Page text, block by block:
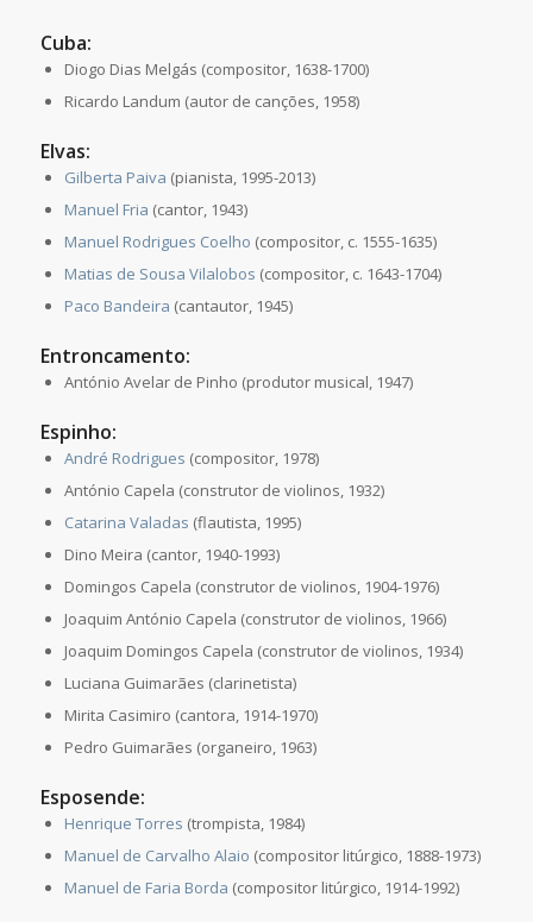
Cuba:
Diogo Dias Melgás (compositor, 1638-1700)
Ricardo Landum (autor de canções, 1958)
Elvas:
Gilberta Paiva (pianista, 1995-2013)
Manuel Fria (cantor, 1943)
Manuel Rodrigues Coelho (compositor, c. 1555-1635)
Matias de Sousa Vilalobos (compositor, c. 1643-1704)
Paco Bandeira (cantautor, 1945)
Entroncamento:
António Avelar de Pinho (produtor musical, 1947)
Espinho:
André Rodrigues (compositor, 1978)
António Capela (construtor de violinos, 1932)
Catarina Valadas (flautista, 1995)
Dino Meira (cantor, 1940-1993)
Domingos Capela (construtor de violinos, 1904-1976)
Joaquim António Capela (construtor de violinos, 1966)
Joaquim Domingos Capela (construtor de violinos, 1934)
Luciana Guimarães (clarinetista)
Mirita Casimiro (cantora, 1914-1970)
Pedro Guimarães (organeiro, 1963)
Esposende:
Henrique Torres (trompista, 1984)
Manuel de Carvalho Alaio (compositor litúrgico, 1888-1973)
Manuel de Faria Borda (compositor litúrgico, 1914-1992)